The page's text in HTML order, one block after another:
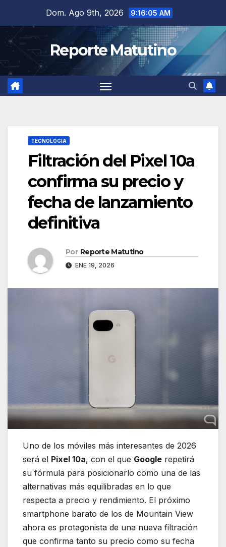
contenido
Dom. Ago 9th, 2026 9:16:06 AM
Reporte Matutino
TECNOLOGÍA
Filtración del Pixel 10a
confirma su precio y
fecha de lanzamiento
definitiva
Por Reporte Matutino
ENE 19, 2026
Uno de los móviles más interesantes de 2026
será el Pixel 10a, con el que Google repetirá
su fórmula para posicionarlo como una de las
alternativas más equilibradas en lo que
respecta a precio y rendimiento. El próximo
smartphone barato de los de Mountain View
ahora es protagonista de una nueva filtración
que confirma tanto su precio como su fecha